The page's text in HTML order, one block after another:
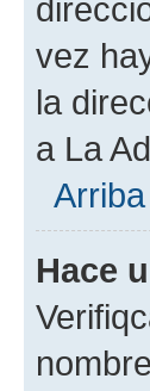
vez
la
a La
Arriba
Hace